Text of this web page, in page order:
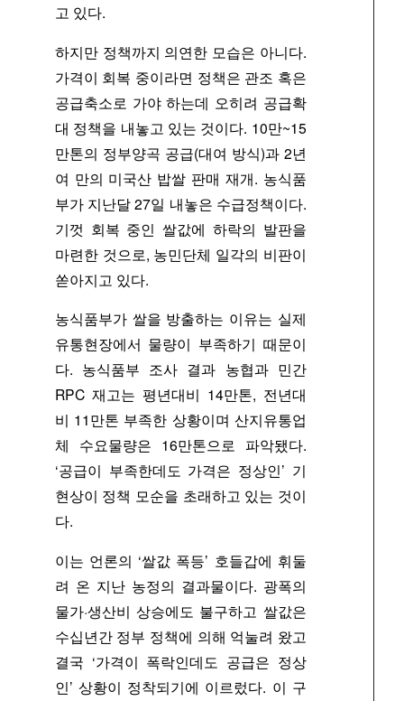
고 있다.
하지만 정책까지 의연한 모습은 아니다.
가격이 회복 중이라면 정책은 관조 혹은
공급축소로 가야 하는데 오히려 공급확
대 정책을 내놓고 있는 것이다. 10만~15
만톤의 정부양곡 공급(대여 방식)과 2년
여 만의 미국산 밥쌀 판매 재개. 농식품
부가 지난달 27일 내놓은 수급정책이다.
기껏 회복 중인 쌀값에 하락의 발판을
마련한 것으로, 농민단체 일각의 비판이
쏟아지고 있다.
농식품부가 쌀을 방출하는 이유는 실제
유통현장에서 물량이 부족하기 때문이
다. 농식품부 조사 결과 농협과 민간
RPC 재고는 평년대비 14만톤, 전년대
비 11만톤 부족한 상황이며 산지유통업
체 수요물량은 16만톤으로 파악됐다.
‘공급이 부족한데도 가격은 정상인’ 기
현상이 정책 모순을 초래하고 있는 것이
다.
이는 언론의 ‘쌀값 폭등’ 호들갑에 휘둘
려 온 지난 농정의 결과물이다. 광폭의
물가·생산비 상승에도 불구하고 쌀값은
수십년간 정부 정책에 의해 억눌려 왔고
결국 ‘가격이 폭락인데도 공급은 정상
인’ 상황이 정착되기에 이르렀다. 이 구